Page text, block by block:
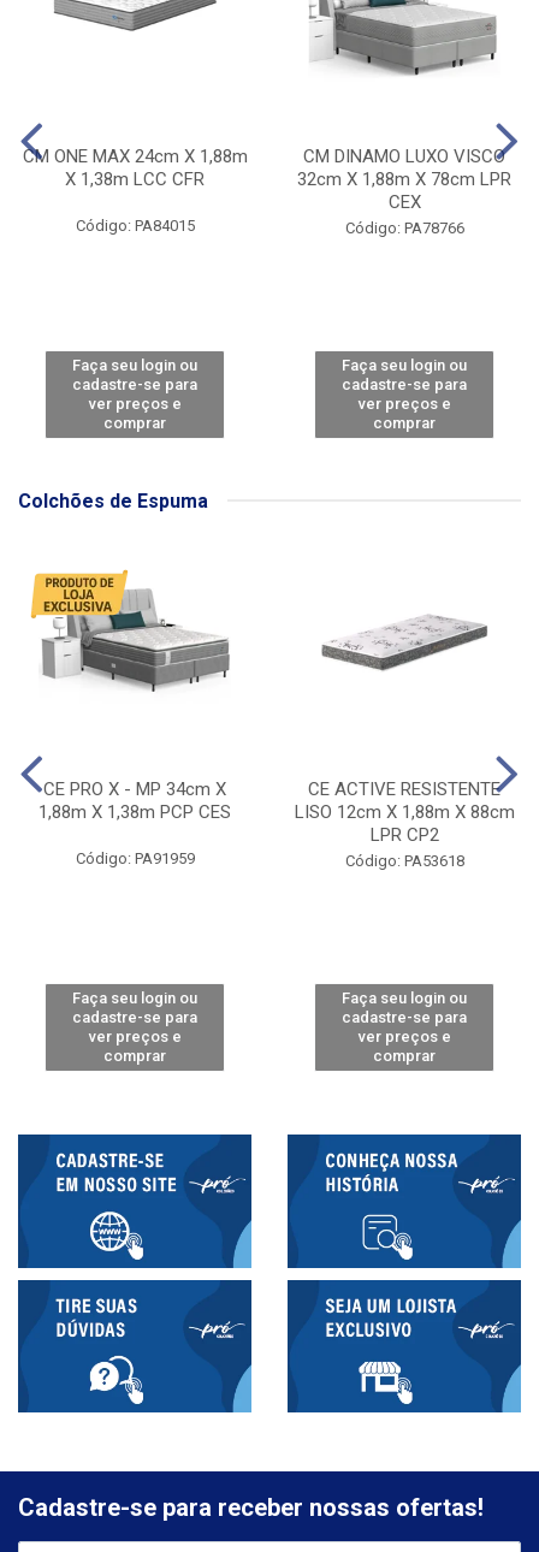
CM ONE MAX 24cm X 1,88m
X 1,38m LCC CFR
Código: PA84015
Faça seu login ou
cadastre-se para
ver preços e
comprar
CM DINAMO LUXO VISCO
32cm X 1,88m X 78cm LPR
CEX
Código: PA78766
Faça seu login ou
cadastre-se para
ver preços e
comprar
Colchões de Espuma
CE PRO X - MP 34cm X
1,88m X 1,38m PCP CES
Código: PA91959
Faça seu login ou
cadastre-se para
ver preços e
comprar
CE ACTIVE RESISTENTE
LISO 12cm X 1,88m X 88cm
LPR CP2
Código: PA53618
Faça seu login ou
cadastre-se para
ver preços e
comprar
Cadastre-se para receber nossas ofertas!